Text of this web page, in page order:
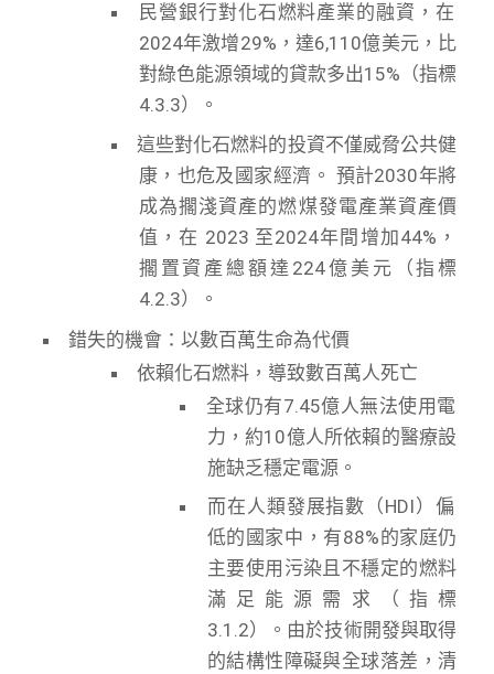
民營銀行對化石燃料產業的融資，在
2024年激增29%，達6,110億美元，比
對綠色能源領域的貸款多出15%（指標
4.3.3）。
這些對化石燃料的投資不僅威脅公共健
康，也危及國家經濟。 預計2030年將
成為擱淺資產的燃煤發電產業資產價
值，在 2023 至2024年間增加44%，
擱置資產總額達224億美元（指標
4.2.3）。
錯失的機會：以數百萬生命為代價
依賴化石燃料，導致數百萬人死亡
全球仍有7.45億人無法使用電
力，約10億人所依賴的醫療設
施缺乏穩定電源。
而在人類發展指數（HDI）偏
低的國家中，有88%的家庭仍
主要使用污染且不穩定的燃料
滿足能源需求（指標
3.1.2）。由於技術開發與取得
的結構性障礙與全球落差，清